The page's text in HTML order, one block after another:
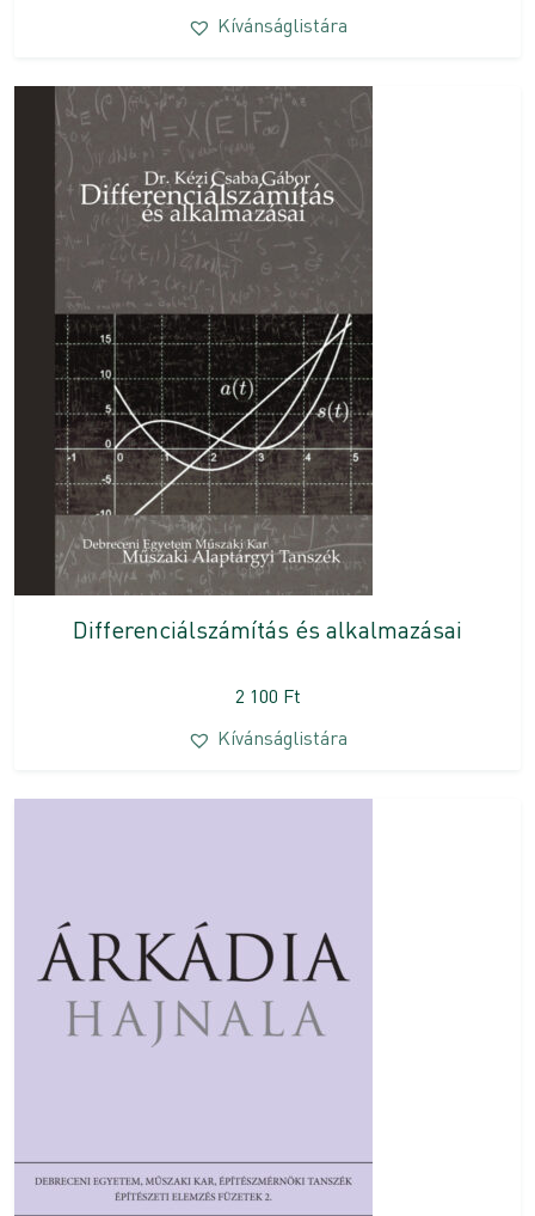
Kívánságlistára
Differenciálszámítás és alkalmazásai
2 100 Ft
Kívánságlistára